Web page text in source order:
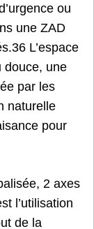
ou
une ZAD
L’espace
douce, une
par les
naturelle
pour
2 axes
l’utilisation
de la